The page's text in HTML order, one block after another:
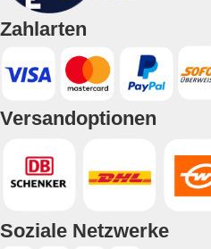
Zahlarten
Versandoptionen
Soziale Netzwerke